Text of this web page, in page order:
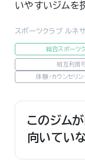
いやすいジムを
スポーツクラブ ルネ
総合スポーツ
相互利用
体験・カウンセリン
このジム
向いてい